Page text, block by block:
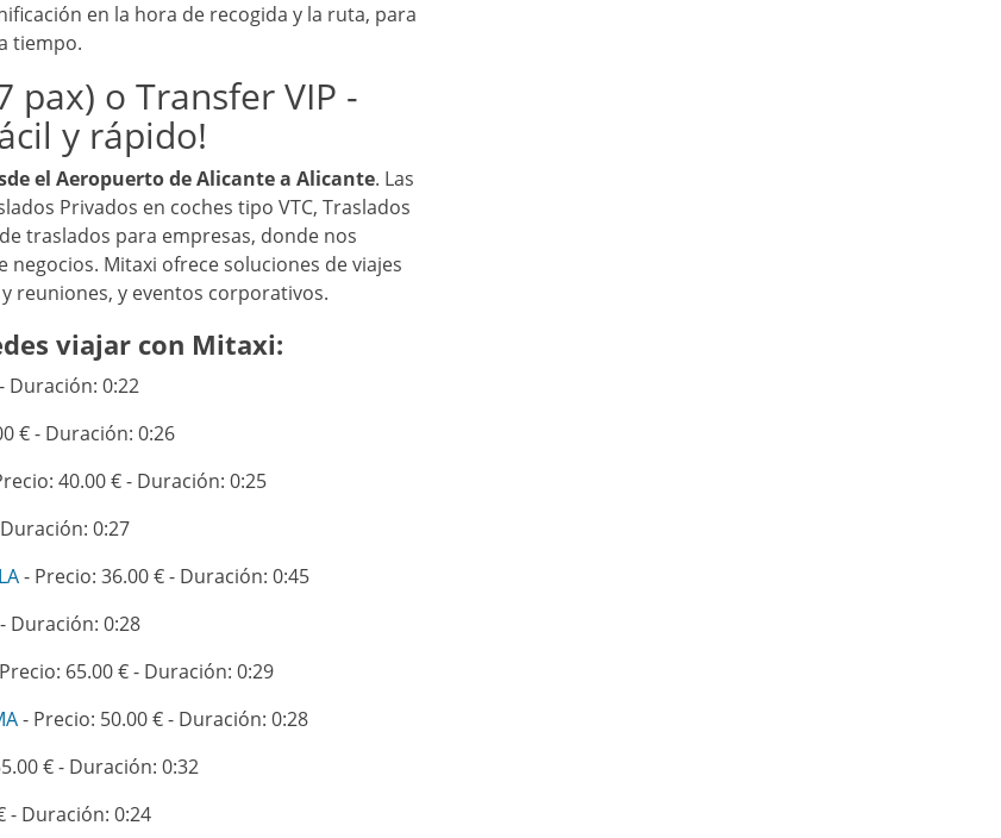
en la hora de recogida y la ruta, para
tiempo.
pax) o Transfer VIP -
y rápido!
el Aeropuerto de Alicante a Alicante. Las
Privados en coches tipo VTC, Traslados
traslados para empresas, donde nos
Mitaxi ofrece soluciones de viajes
reuniones, y eventos corporativos.
viajar con Mitaxi:
Duración: 0:22
€ - Duración: 0:26
40.00 € - Duración: 0:25
0:27
- Precio: 36.00 € - Duración: 0:45
Duración: 0:28
65.00 € - Duración: 0:29
- Precio: 50.00 € - Duración: 0:28
€ - Duración: 0:32
- Duración: 0:24